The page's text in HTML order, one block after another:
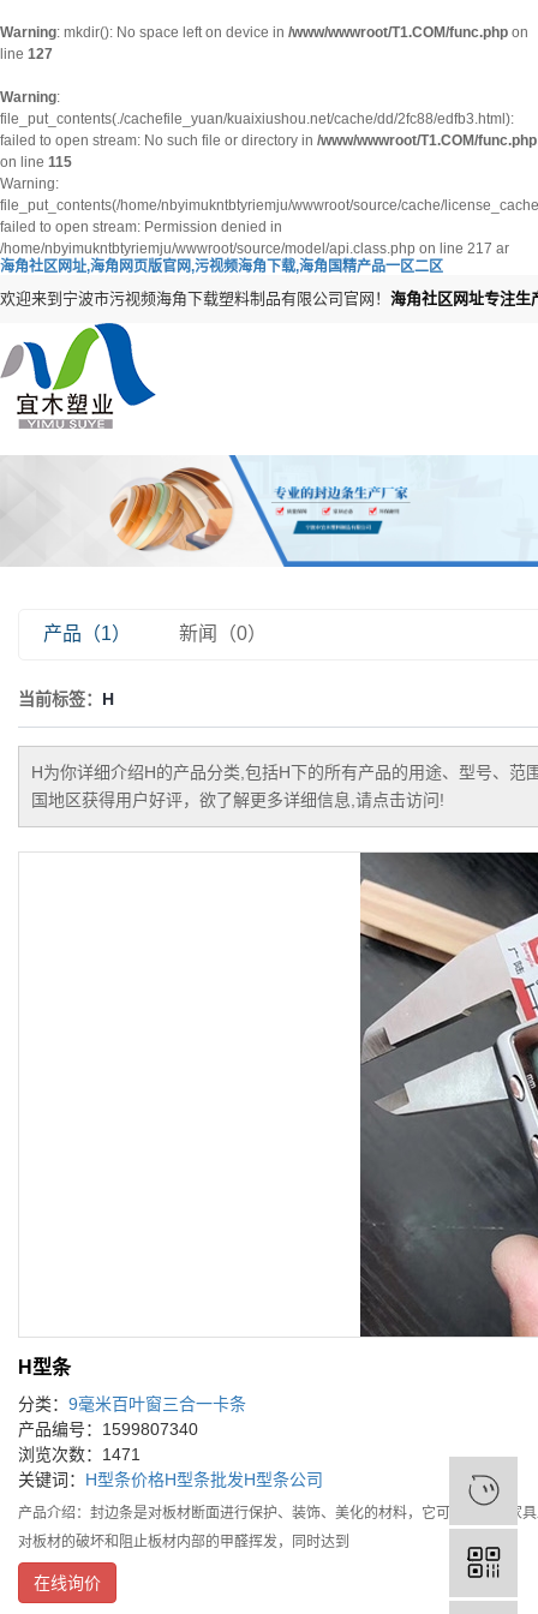
Warning: mkdir(): No space left on device in /www/wwwroot/T1.COM/func.php on
line 127
Warning:
file_put_contents(./cachefile_yuan/kuaixiushou.net/cache/dd/2fc88/edfb3.html):
failed to open stream: No such file or directory in /www/wwwroot/T1.COM/func.php
on line 115
Warning:
file_put_contents(/home/nbyimukntbtyriemju/wwwroot/source/cache/
failed to open stream: Permission denied in
/home/nbyimukntbtyriemju/wwwroot/source/model/api.class.php on line 217 ar
海角社区网址,海角网页版官网,污视频海角下载,海角国精产品一区二区
欢迎来到宁波市污视频海角下载塑料制品有限公司官网！ 海角社区网址专注生
产品（1） 新闻（0）
当前标签： H
H为你详细介绍H的产品分类,包括H下的所有产品的用途、型号、范
国地区获得用户好评，欲了解更多详细信息,请点击访问!
H型条
分类： 9毫米百叶窗三合一卡条
产品编号：1599807340
浏览次数：1471
关键词： H型条价格H型条批发H型条公司
产品介绍：封边条是对板材断面进行保护、装饰、美化的材料，它可以使一件家
对板材的破坏和阻止板材内部的甲醛挥发，同时达到
在线询价